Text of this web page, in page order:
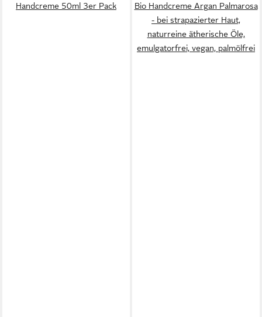
Handcreme 50ml 3er Pack
Bio Handcreme Argan Palmarosa
- bei strapazierter Haut,
naturreine ätherische Öle,
emulgatorfrei, vegan, palmölfrei